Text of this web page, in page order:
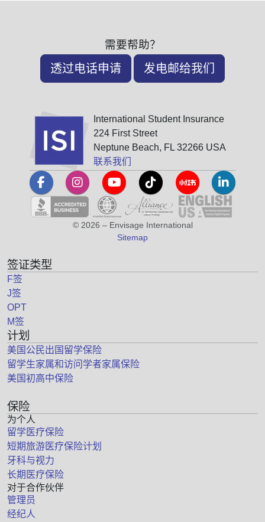
需要帮助？
透过电话申请 发电邮给我们
International Student Insurance
224 First Street
Neptune Beach, FL 32266 USA
联系我们
© 2026 – Envisage International
Sitemap
签证类型
F签
J签
OPT
M签
计划
美国公民出国留学保险
留学生家属和访问学者家属保险
美国初高中保险
保险
为个人
留学医疗保险
短期旅游医疗保险计划
牙科与视力
长期医疗保险
对于合作伙伴
管理员
经纪人